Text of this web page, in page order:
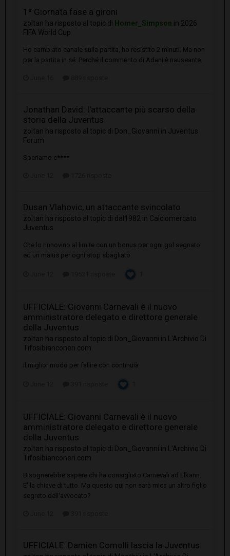
1ª Giornata fase a gironi
zoltan ha risposto al topic di Homer_Simpson in 2026
FIFA World Cup
Ho cambiato canale sulla partita, ho resistito 2 minuti. Ma non
per la partita in sé. Perché il commento di Adani è nauseante.
Jonathan David: l'attaccante più scarso della
storia della Juventus
zoltan ha risposto al topic di Don_Giovanni in Juventus
Forum
Speriamo c****
Dusan Vlahovic, un attaccante svincolato
zoltan ha risposto al topic di dal1982 in Calciomercato
Juventus
Che lo rinnovino al limite con un bonus per ogni gol segnato
ed un malus per ogni stop sbagliato.
UFFICIALE: Giovanni Carnevali è il nuovo
amministratore delegato e direttore generale
della Juventus
zoltan ha risposto al topic di Don_Giovanni in
L'Archivio Di
Tifosibianconeri.com
il miglior modo per fallire con continuià
UFFICIALE: Giovanni Carnevali è il nuovo
amministratore delegato e direttore generale
della Juventus
zoltan ha risposto al topic di Don_Giovanni in
L'Archivio Di
Tifosibianconeri.com
Bisognerebbe sapere chi ha consigliato Carnevali ad Elkann.
E' la chiave di tutto. Ma questo qui non sarà mica un altro figlio
segreto dell'avvocato?
UFFICIALE: Damien Comolli lascia la Juventus